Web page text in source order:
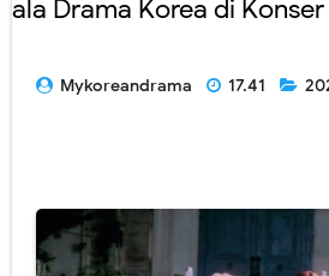
ala Drama Korea di
Mykoreandrama 17.41 2024